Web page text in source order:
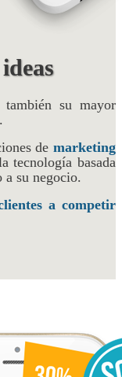
su mayor
.
de marketing
tecnología basada
su negocio.
a competir